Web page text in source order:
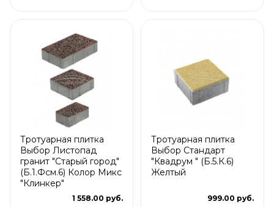
Тротуарная плитка
Выбор Листопад
гранит "Старый город"
(Б.1.Фсм.6) Колор Микс
"Клинкер"
1 558.00 руб.
Тротуарная плитка
Выбор Стандарт
"Квадрум " (Б.5.К.6)
Желтый
999.00 руб.